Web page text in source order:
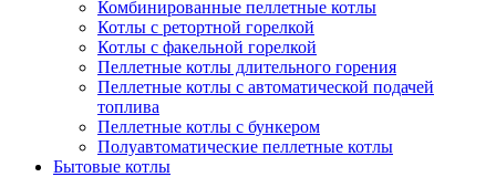
Комбинированные пеллетные котлы
Котлы с ретортной горелкой
Котлы с факельной горелкой
Пеллетные котлы длительного горения
Пеллетные котлы с автоматической подачей
топлива
Пеллетные котлы с бункером
Полуавтоматические пеллетные котлы
Бытовые котлы